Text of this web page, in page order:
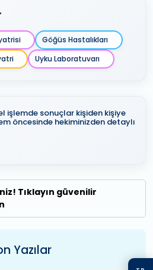
Göğüs Hastalıkları
Uyku Laboratuvarı
işlemde sonuçlar kişiden kişiye
öncesinde hekiminizden detaylı
Tıklayın güvenilir
Yazılar